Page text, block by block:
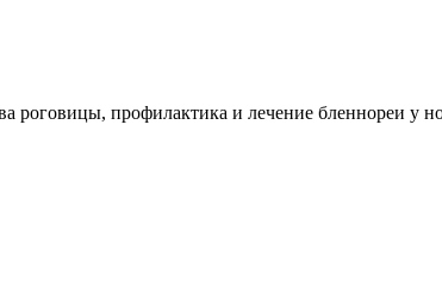
роговицы, профилактика и лечение бленнореи